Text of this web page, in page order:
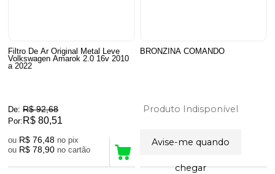
Filtro De Ar Original Metal Leve
Volkswagen Amarok 2.0 16v 2010
a 2022
De: R$ 92,68
Por: R$ 80,51
ou R$ 76,48
no pix
ou R$ 78,90 no cartão
BRONZINA COMANDO
Produto Indisponível
Avise-me quando
chegar